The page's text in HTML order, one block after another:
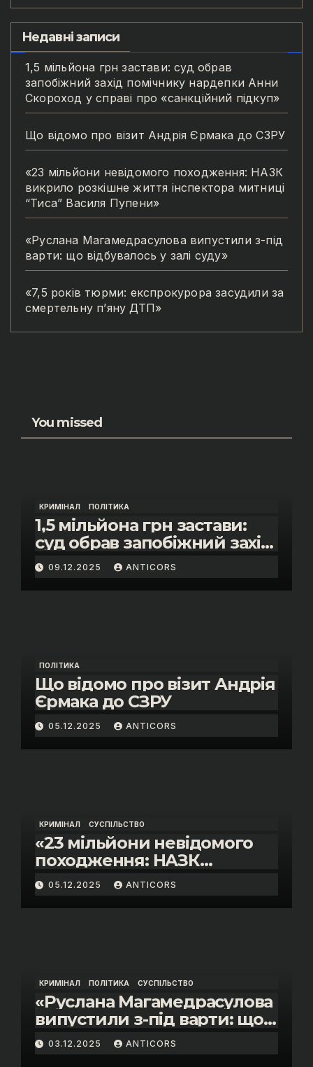
Недавні записи
1,5 мільйона грн застави: суд обрав
запобіжний захід помічнику нардепки Анни
Скороход у справі про «санкційний підкуп»
Що відомо про візит Андрія Єрмака до СЗРУ
«23 мільйони невідомого походження: НАЗК
викрило розкішне життя інспектора митниці
“Тиса” Василя Пупени»
«Руслана Магамедрасулова випустили з-під
варти: що відбувалось у залі суду»
«7,5 років тюрми: експрокурора засудили за
смертельну п’яну ДТП»
You missed
КРИМІНАЛ ПОЛІТИКА
1,5 мільйона грн застави:
суд обрав запобіжний захід
помічнику нардепки Анни
Скороход у справі про
«санкційний підкуп»
09.12.2025 ANTICORS
ПОЛІТИКА
Що відомо про візит Андрія
Єрмака до СЗРУ
05.12.2025 ANTICORS
КРИМІНАЛ СУСПІЛЬСТВО
«23 мільйони невідомого
походження: НАЗК
викрило розкішне життя
інспектора митниці “Тиса”
Василя Пупени»
05.12.2025 ANTICORS
КРИМІНАЛ ПОЛІТИКА СУСПІЛЬСТВО
«Руслана Магамедрасулова
випустили з-під варти: що
відбувалось у залі суду»
03.12.2025 ANTICORS